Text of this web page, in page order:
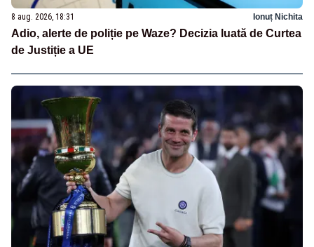
8 aug. 2026, 18:31 Ionuț Nichita
Adio, alerte de poliție pe Waze? Decizia luată de Curtea
de Justiție a UE